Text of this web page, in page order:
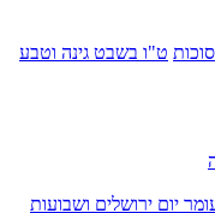
סוכות ט"ו בשבט גינה וטבע
יום ירושלים ושבועות